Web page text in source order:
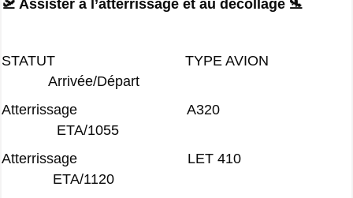
🛫 Assister à l’atterrissage et au décollage 🛬
STATUT TYPE AVION
Arrivée/Départ
Atterrissage A320
ETA/1055
Atterrissage LET 410
ETA/1120